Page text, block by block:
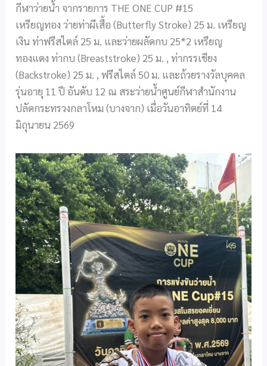
กีฬาว่ายน้ำ จากรายการ THE ONE CUP #15
เหรียญทอง ว่ายท่าผีเสื้อ (Butterfly Stroke) 25 ม. เหรียญ
เงิน ท่าฟรีสไตล์ 25 ม. และว่ายผลัดกบ 25*2 เหรียญ
ทองแดง ท่ากบ (Breaststroke) 25 ม. , ท่ากรรเชียง
(Backstroke) 25 ม. , ฟรีสไตล์ 50 ม. และถ้วยรางวัลบุคคล
รุ่นอายุ 11 ปี อันดับ 12 ณ สระว่ายน้ำศูนย์กีฬาสำนักงาน
ปลัดกระทรวงกลาโหม (บางจาก) เมื่อวันอาทิตย์ที่ 14
มิถุนายน 2569